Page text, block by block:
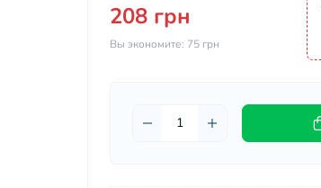
208 грн
Вы экономите: 75 грн